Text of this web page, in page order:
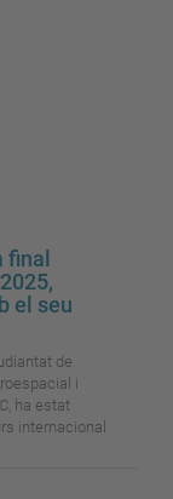
final
el seu
de
i
ha estat
internacional